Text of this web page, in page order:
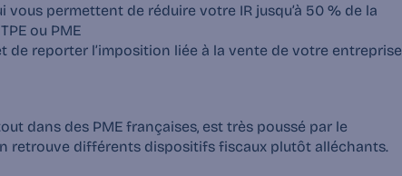
vous permettent de réduire votre IR jusqu’à 50 % de la
ou PME
de reporter l’imposition liée à la vente de votre entreprise
dans des PME françaises, est très poussé par le
retrouve différents dispositifs fiscaux plutôt alléchants.